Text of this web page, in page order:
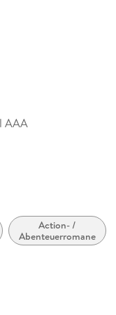
AAA
Action- /
Abenteuerromane